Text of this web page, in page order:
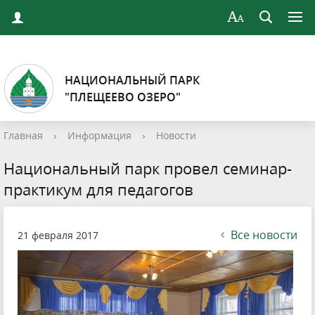
НАЦИОНАЛЬНЫЙ ПАРК
"ПЛЕЩЕЕВО ОЗЕРО"
Главная › Информация › Новости
Национальный парк провел семинар-
практикум для педагогов
21 февраля 2017 Все новости